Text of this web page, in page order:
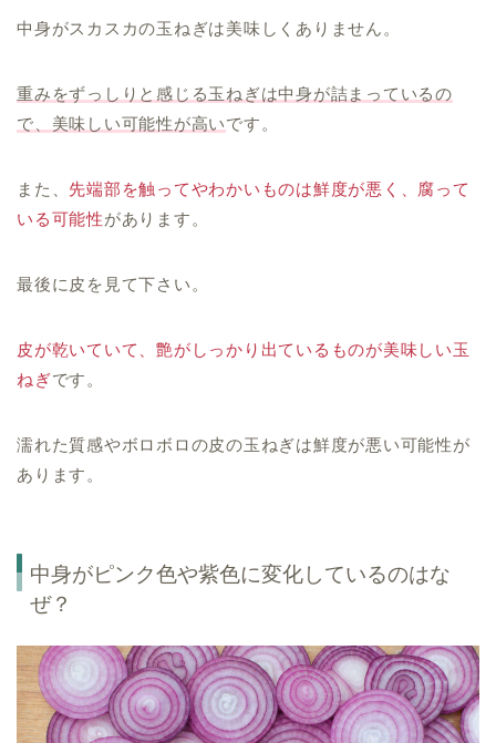
中身がスカスカの玉ねぎは美味しくありません。
重みをずっしりと感じる玉ねぎは中身が詰まっているの
で、美味しい可能性が高いです。
また、 先端部を触ってやわかいものは鮮度が悪く、腐って
いる可能性があります。
最後に皮を見て下さい。
皮が乾いていて、艶がしっかり出ているものが美味しい玉
ねぎです。
濡れた質感やボロボロの皮の玉ねぎは鮮度が悪い可能性が
あります。
中身がピンク色や紫色に変化しているのはな
ぜ？